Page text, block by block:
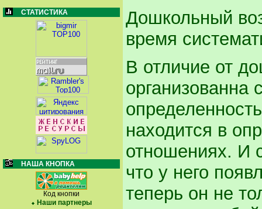
СТАТИСТИКА
НАША КНОПКА
Код кнопки
Наши партнеры
Дошкольный
время
В отличие от
организованна
находится в
отношениях. И
что у него
теперь он не